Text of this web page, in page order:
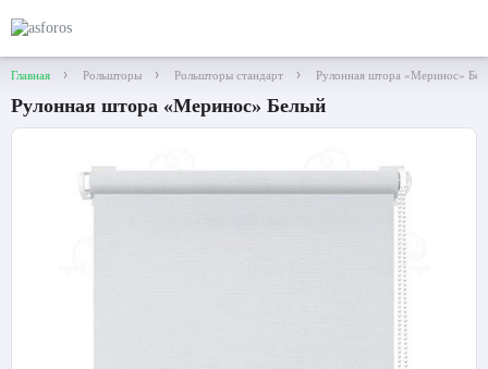
Главная Рольшторы Рольшторы стандарт Рулонная штора «Меринос»
Рулонная штора «Меринос» Белый